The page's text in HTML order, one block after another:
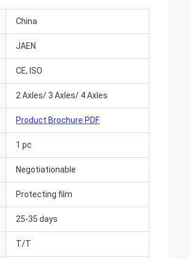
China
JAEN
CE, ISO
2 Axles/ 3 Axles/ 4 Axles
Product Brochure PDF
1 pc
Negotiationable
Protecting film
25-35 days
T/T